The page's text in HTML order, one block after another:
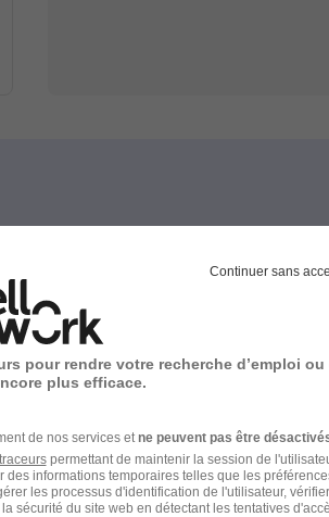
Recherche
d'essais Plouzané
Continuer sans
pour rendre votre recherche d’emploi ou
plus efficace.
de nos services etne peuvent pas être
permettant de maintenir la session de
informations temporaires telles que les
les processus d'identification de l'utilisateur, vérifier
sécurité du site web en détectant les tentatives